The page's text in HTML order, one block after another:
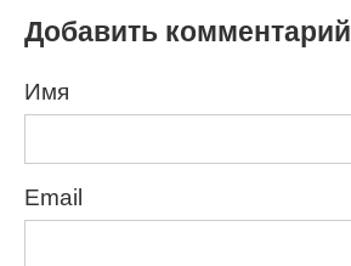
Добавить комментарий
Имя
Email